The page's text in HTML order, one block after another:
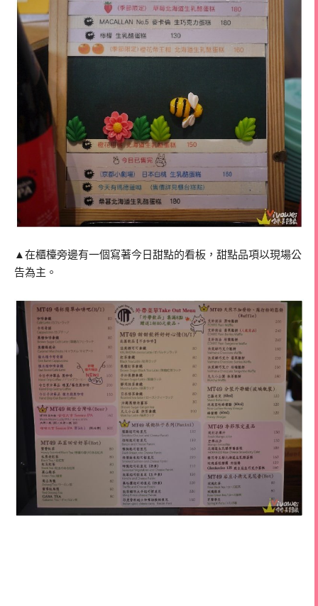
▲在櫃檯旁邊有一個寫著今日甜點的看板，甜點品項以現場公
告為主。